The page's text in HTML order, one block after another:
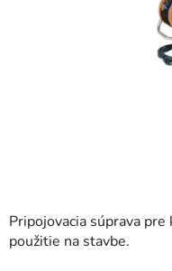
Pripojovacia súprava
použitie na stavbe.